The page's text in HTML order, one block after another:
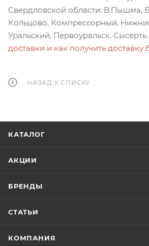
Свердловской области: В.Пышма,
Кольцово, Компрессорный,
Уральский, Первоуральск, Сысерть.
доставки и как получить доставку
НАЗАД К СПИСКУ
КАТАЛОГ
АКЦИИ
БРЕНДЫ
СТАТЬИ
КОМПАНИЯ